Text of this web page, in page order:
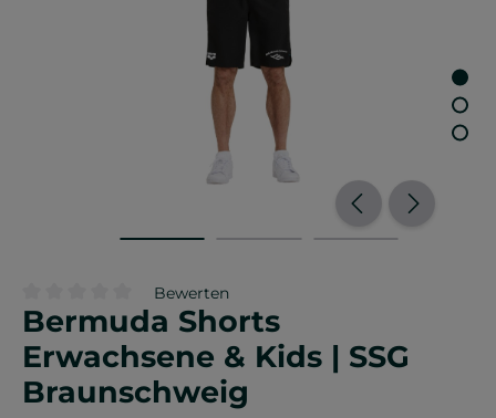
Durchschnittliche Bewertung von 0 von 5 Sternen
Bewerten
Bermuda Shorts
Erwachsene & Kids | SSG
Braunschweig